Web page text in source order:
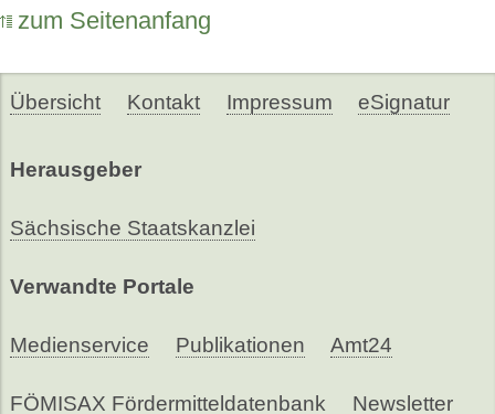
zum Seitenanfang
Übersicht Kontakt Impressum eSignatur
Herausgeber
Sächsische Staatskanzlei
Verwandte Portale
Medienservice Publikationen Amt24
FÖMISAX Fördermitteldatenbank Newsletter